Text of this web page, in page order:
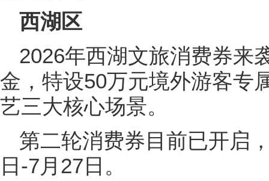
西湖区
2026年西湖文旅消费券来
金，特设50万元境外游客专
艺三大核心场景。
第二轮消费券目前已开启
日-7月27日。